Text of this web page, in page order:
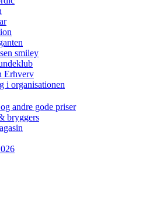
smiley
Erhverv
i organisationen
andre gode priser
bryggers